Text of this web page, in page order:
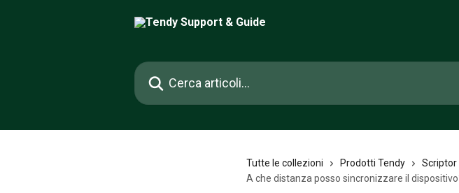
Cerca articoli…
Tutte le collezioni Prodotti Tendy
Scriptor
A che distanza posso sincronizzare il